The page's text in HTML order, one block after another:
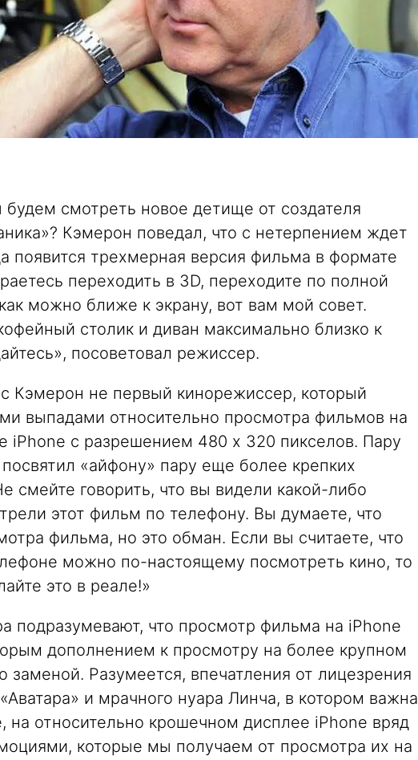
смотреть новое детище от создателя
Кэмерон поведал, что с нетерпением ждет
появится трехмерная версия фильма в формате
переходить в 3D, переходите по полной
можно ближе к экрану, вот вам мой совет.
столик и диван максимально близко к
посоветовал режиссер.
Кэмерон не первый кинорежиссер, который
выпадами относительно просмотра фильмов на
iPhone с разрешением 480 x 320 пикселов. Пару
«айфону» пару еще более крепких
смейте говорить, что вы видели какой-либо
этот фильм по телефону. Вы думаете, что
фильма, но это обман. Если вы считаете, что
можно по-настоящему посмотреть кино, то
это в реале!»
подразумевают, что просмотр фильма на iPhone
дополнением к просмотру на более крупном
заменой. Разумеется, впечатления от лицезрения
и мрачного нуара Линча, в котором важна
на относительно крошечном дисплее iPhone вряд
которые мы получаем от просмотра их на